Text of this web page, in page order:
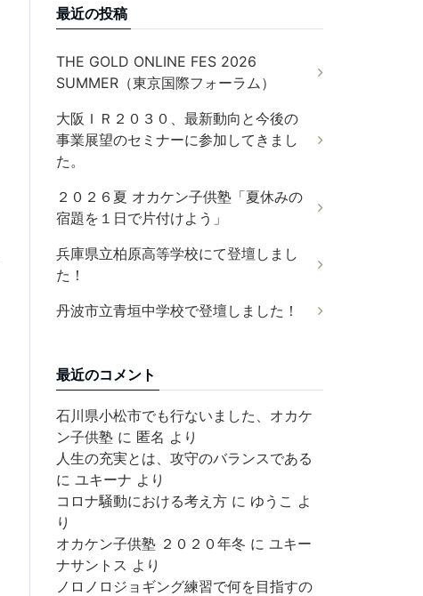
最近の投稿
THE GOLD ONLINE FES 2026
SUMMER（東京国際フォーラム）
大阪ＩＲ２０３０、最新動向と今後の
事業展望のセミナーに参加してきまし
た。
２０２６夏 オカケン子供塾「夏休みの
宿題を１日で片付けよう」
兵庫県立柏原高等学校にて登壇しまし
た！
丹波市立青垣中学校で登壇しました！
最近のコメント
石川県小松市でも行ないました、オカケ
ン子供塾 に 匿名 より
人生の充実とは、攻守のバランスである
に ユキーナ より
コロナ騒動における考え方 に ゆうこ よ
り
オカケン子供塾 ２０２０年冬 に ユキー
ナサントス より
ノロノロジョギング練習で何を目指すの